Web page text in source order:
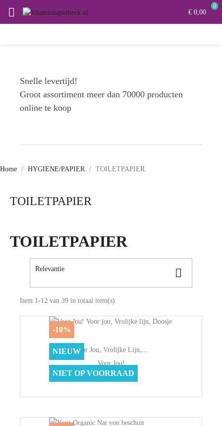
 € 0,00
0
Snelle levertijd!
Groot assortiment meer dan 70000 producten
online te koop
Home HYGIENE/PAPIER TOILETPAPIER
TOILETPAPIER
TOILETPAPIER
Relevantie 
Item 1-12 van 39 in totaal item(s)
Voor Jou, Vrolijke Lijn,...
Voor Jou!
€ 3,99 € 3,59
-10%
NIEUW
NIET OP VOORRAAD